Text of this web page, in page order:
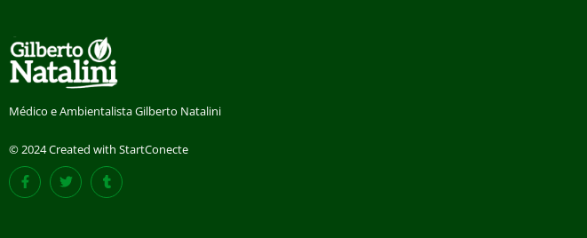
Médico e Ambientalista Gilberto Natalini
© 2024 Created with StartConecte